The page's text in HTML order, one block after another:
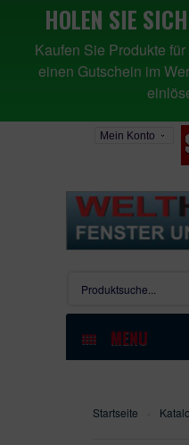
HOLEN SIE
Kaufen Sie Produkte für
einen Gutschein im
Mein Konto
MENU
Startseite